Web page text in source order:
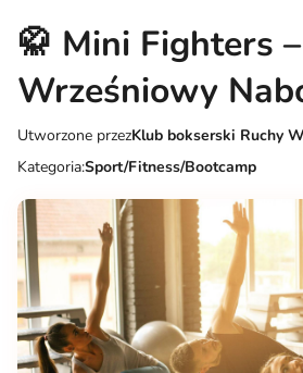
Kontakt
Pobierz
🥋 Mini Fighters –
Wrześniowy
Utworzone przezKlub bokserski Ruchy
Kategoria:Sport/Fitness/Bootcamp